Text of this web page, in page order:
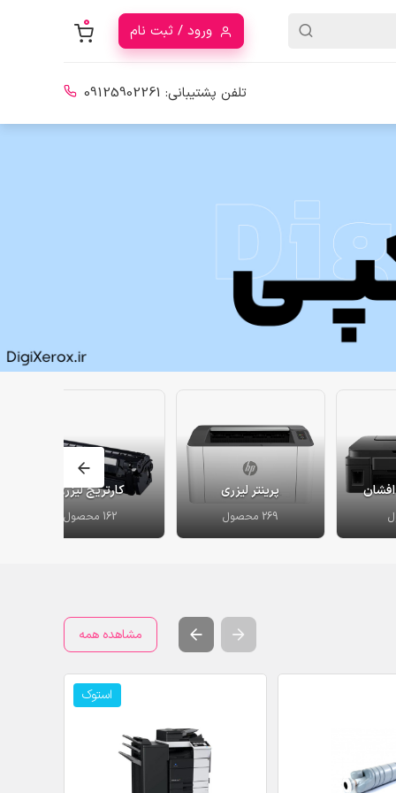
ورود / ثبت نام 0
تلفن پشتیبانی: 09125902261
افشان
269 محصول
پرینتر لیزری
162 محصول
کارتریج لیزری
مشاهده همه
استوک